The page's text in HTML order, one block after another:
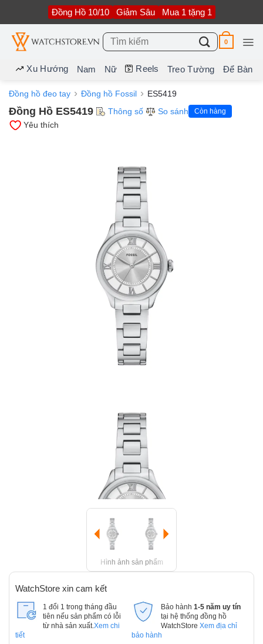
nội
dung
Đồng Hồ 10/10 Giảm Sâu Mua 1 tặng 1
Tìm
kiếm:
0
Xu Hướng Nam Nữ Reels Treo Tường Để Bàn
Đồng hồ đeo tay Đồng hồ Fossil ES5419
Đồng Hồ ES5419 Thông số So sánh Còn hàng
Yêu thích
Hình ảnh sản phẩm
WatchStore xin cam kết
1 đổi 1 trong tháng đầu
tiên nếu sản phẩm có lỗi
từ nhà sản xuất. Xem chi
tiết
Bảo hành 1-5 năm uy tín
tại hệ thống đồng hồ
WatchStore Xem địa chỉ
bảo hành